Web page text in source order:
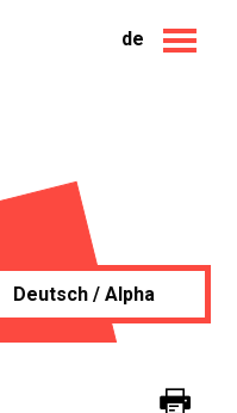
de
Deutsch / Alpha